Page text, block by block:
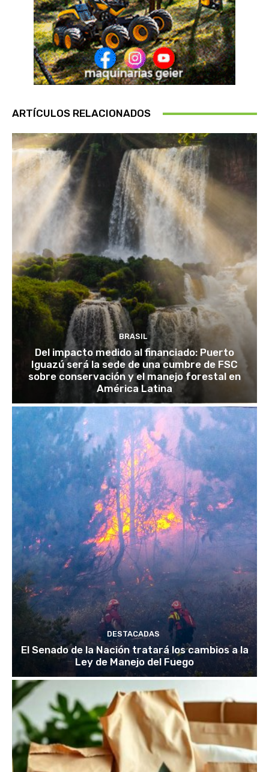
ARTÍCULOS RELACIONADOS
BRASIL
Del impacto medido al financiado: Puerto
Iguazú será la sede de una cumbre de FSC
sobre conservación y el manejo forestal en
América Latina
DESTACADAS
El Senado de la Nación tratará los cambios a la
Ley de Manejo del Fuego